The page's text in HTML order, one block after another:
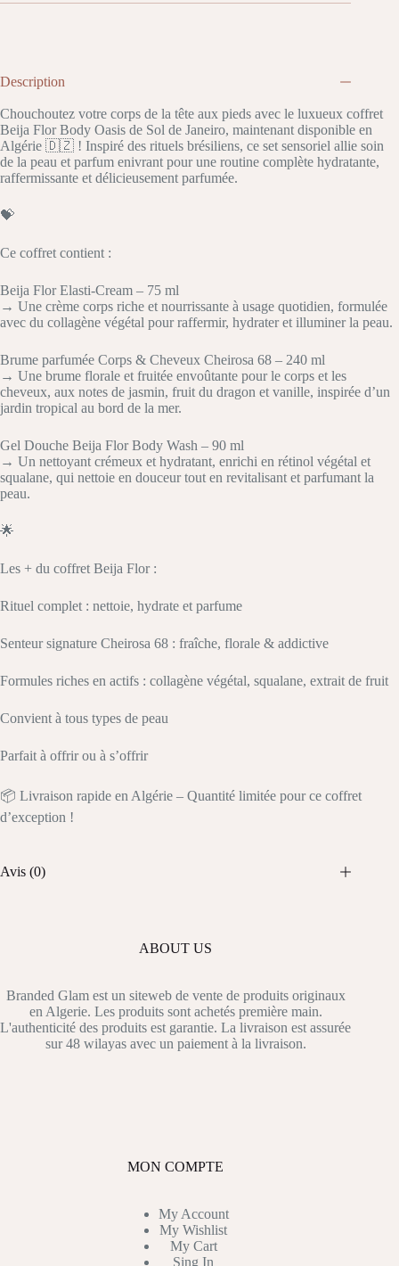
Description
Chouchoutez votre corps de la tête aux pieds avec le luxueux coffret
Beija Flor Body Oasis de Sol de Janeiro, maintenant disponible en
Algérie 🇩🇿 ! Inspiré des rituels brésiliens, ce set sensoriel allie soin
de la peau et parfum enivrant pour une routine complète hydratante,
raffermissante et délicieusement parfumée.
💝
Ce coffret contient :
Beija Flor Elasti-Cream – 75 ml
→ Une crème corps riche et nourrissante à usage quotidien, formulée
avec du collagène végétal pour raffermir, hydrater et illuminer la peau.
Brume parfumée Corps & Cheveux Cheirosa 68 – 240 ml
→ Une brume florale et fruitée envoûtante pour le corps et les
cheveux, aux notes de jasmin, fruit du dragon et vanille, inspirée d’un
jardin tropical au bord de la mer.
Gel Douche Beija Flor Body Wash – 90 ml
→ Un nettoyant crémeux et hydratant, enrichi en rétinol végétal et
squalane, qui nettoie en douceur tout en revitalisant et parfumant la
peau.
🌟
Les + du coffret Beija Flor :
Rituel complet : nettoie, hydrate et parfume
Senteur signature Cheirosa 68 : fraîche, florale & addictive
Formules riches en actifs : collagène végétal, squalane, extrait de fruit
Convient à tous types de peau
Parfait à offrir ou à s’offrir
📦 Livraison rapide en Algérie – Quantité limitée pour ce coffret
d’exception !
Avis (0)
ABOUT US
Branded Glam est un siteweb de vente de produits originaux
en Algerie. Les produits sont achetés première main.
L'authenticité des produits est garantie. La livraison est assurée
sur 48 wilayas avec un paiement à la livraison.
MON COMPTE
My Account
My Wishlist
My Cart
Sing In